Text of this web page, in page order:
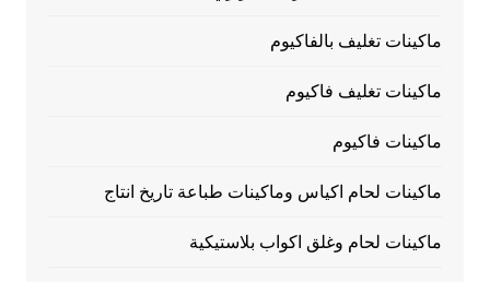
ماكينات تغليف بالفاكيوم
ماكينات تغليف فاكيوم
ماكينات فاكيوم
ماكينات لحام اكياس وماكينات طباعة تاريخ انتاج
ماكينات لحام وغلق اكواب بلاستيكية